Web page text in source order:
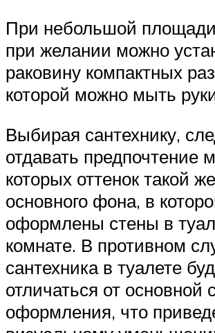
При небольшой
при желании можно
раковину компактных
которой можно мыть
Выбирая сантехнику,
отдавать предпочтение
которых оттенок такой
основного фона, в
оформлены стены в
комнате. В противном
сантехника в туалете
отличаться от основной
оформления, что